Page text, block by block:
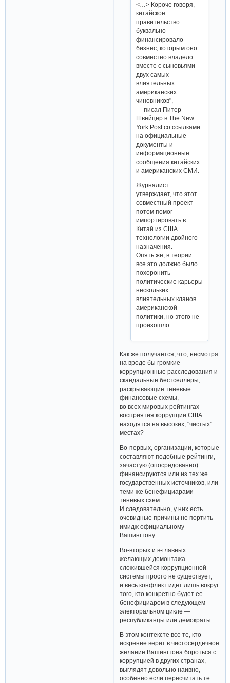
<…> Короче говоря,
китайское
правительство
буквально
финансировало
бизнес, которым оно
совместно владело
вместе с сыновьями
двух самых
влиятельных
американских
чиновников",
— писал Питер
Швейцер в The New
York Post со ссылками
на официальные
документы и
информационные
сообщения китайских
и американских СМИ.
Журналист
утверждает, что этот
совместный проект
потом помог
импортировать в
Китай из США
технологии двойного
назначения.
Опять же, в теории
все это должно было
похоронить
политические карьеры
нескольких
влиятельных кланов
американской
политики, но этого не
произошло.
Как же получается, что, несмотря
на вроде бы громкие
коррупционные расследования и
скандальные бестселлеры,
раскрывающие теневые
финансовые схемы,
во всех мировых рейтингах
восприятия коррупции США
находятся на высоких, "чистых"
местах?
Во-первых, организации, которые
составляют подобные рейтинги,
зачастую (опосредованно)
финансируются или из тех же
государственных источников, или
теми же бенефициарами
теневых схем.
И следовательно, у них есть
очевидные причины не портить
имидж официальному
Вашингтону.
Во-вторых и в-главных:
желающих демонтажа
сложившейся коррупционной
системы просто не существует,
и весь конфликт идет лишь вокруг
того, кто конкретно будет ее
бенефициаром в следующем
электоральном цикле —
республиканцы или демократы.
В этом контексте все те, кто
искренне верит в чистосердечное
желание Вашингтона бороться с
коррупцией в других странах,
выглядят довольно наивно,
особенно если пересчитать те